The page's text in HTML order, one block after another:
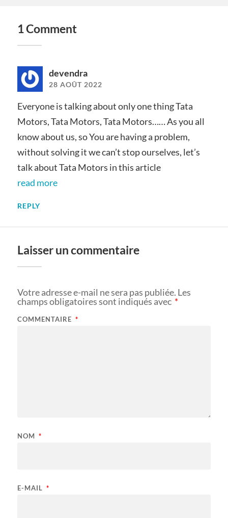
1 Comment
devendra
28 AOÛT 2022
Everyone is talking about only one thing Tata
Motors, Tata Motors, Tata Motors…… As you all
know about us, so You are having a problem,
without solving it we can’t stop ourselves, let’s
talk about Tata Motors in this article
read more
REPLY
Laisser un commentaire
Votre adresse e-mail ne sera pas publiée. Les
champs obligatoires sont indiqués avec *
COMMENTAIRE *
NOM *
E-MAIL *